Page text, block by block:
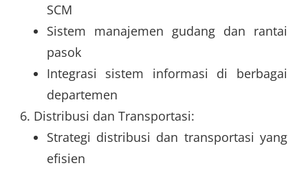
SCM
Sistem manajemen gudang dan rantai
pasok
Integrasi sistem informasi di berbagai
departemen
Distribusi dan Transportasi:
Strategi distribusi dan transportasi yang
efisien